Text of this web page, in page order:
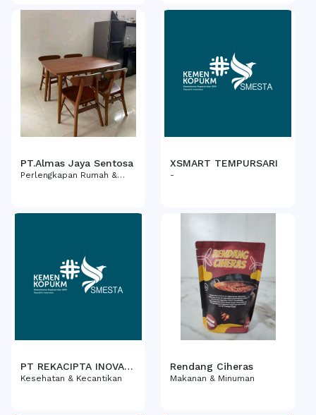
PT.Almas Jaya Sentosa
Perlengkapan Rumah &
XSMART TEMPURSARI
-
PT REKACIPTA INOVASI
ITB
Kesehatan & Kecantikan
Rendang Ciheras
Makanan & Minuman